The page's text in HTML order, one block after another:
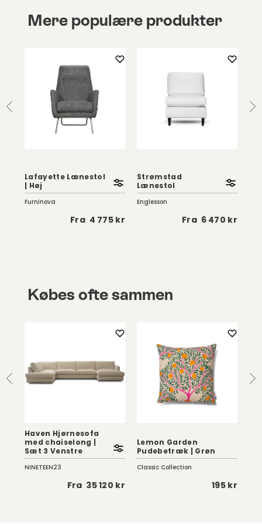
Mere populære produkter
Lafayette Lænestol
| Høj
Furninova
Fra 4 775 kr
Strømstad
Lænestol
Englesson
Fra 6 470 kr
Købes ofte sammen
Haven Hjørnesofa
med chaiselong |
Sæt 3 Venstre
NINETEEN23
Fra 35 120 kr
Lemon Garden
Pudebetræk | Grøn
Classic Collection
195 kr